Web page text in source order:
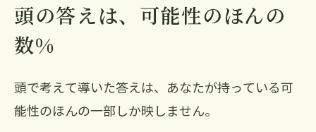
頭の答えは、可能性のほんの
数%
頭で考えて導いた答えは、あなたが持っている可
能性のほんの一部しか映しません。